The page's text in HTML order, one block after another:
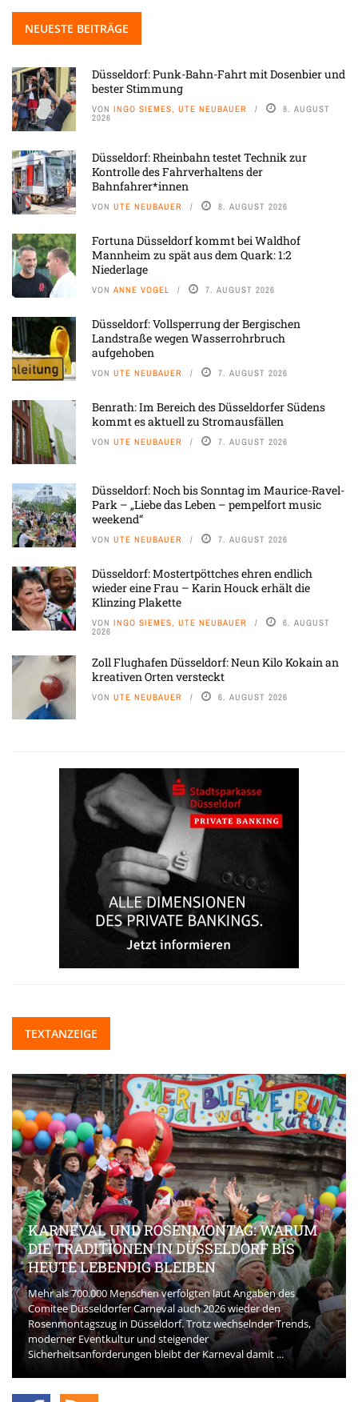
NEUESTE BEITRÄGE
Düsseldorf: Punk-Bahn-Fahrt mit Dosenbier und
bester Stimmung
VON INGO SIEMES, UTE NEUBAUER 8. AUGUST
2026
Düsseldorf: Rheinbahn testet Technik zur
Kontrolle des Fahrverhaltens der
Bahnfahrer*innen
VON UTE NEUBAUER 8. AUGUST 2026
Fortuna Düsseldorf kommt bei Waldhof
Mannheim zu spät aus dem Quark: 1:2
Niederlage
VON ANNE VOGEL 7. AUGUST 2026
Düsseldorf: Vollsperrung der Bergischen
Landstraße wegen Wasserrohrbruch
aufgehoben
VON UTE NEUBAUER 7. AUGUST 2026
Benrath: Im Bereich des Düsseldorfer Südens
kommt es aktuell zu Stromausfällen
VON UTE NEUBAUER 7. AUGUST 2026
Düsseldorf: Noch bis Sonntag im Maurice-Ravel-
Park – „Liebe das Leben – pempelfort music
weekend“
VON UTE NEUBAUER 7. AUGUST 2026
Düsseldorf: Mostertpöttches ehren endlich
wieder eine Frau – Karin Houck erhält die
Klinzing Plakette
VON INGO SIEMES, UTE NEUBAUER 6. AUGUST
2026
Zoll Flughafen Düsseldorf: Neun Kilo Kokain an
kreativen Orten versteckt
VON UTE NEUBAUER 6. AUGUST 2026
TEXTANZEIGE
KARNEVAL UND ROSENMONTAG: WARUM
DIE TRADITIONEN IN DÜSSELDORF BIS
HEUTE LEBENDIG BLEIBEN
Mehr als 700.000 Menschen verfolgten laut Angaben des
Comitee Düsseldorfer Carneval auch 2026 wieder den
Rosenmontagszug in Düsseldorf. Trotz wechselnder Trends,
moderner Eventkultur und steigender
Sicherheitsanforderungen bleibt der Karneval damit ...